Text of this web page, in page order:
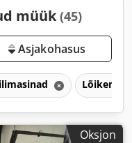
müük (45)
Asjakohasus
Oksjon